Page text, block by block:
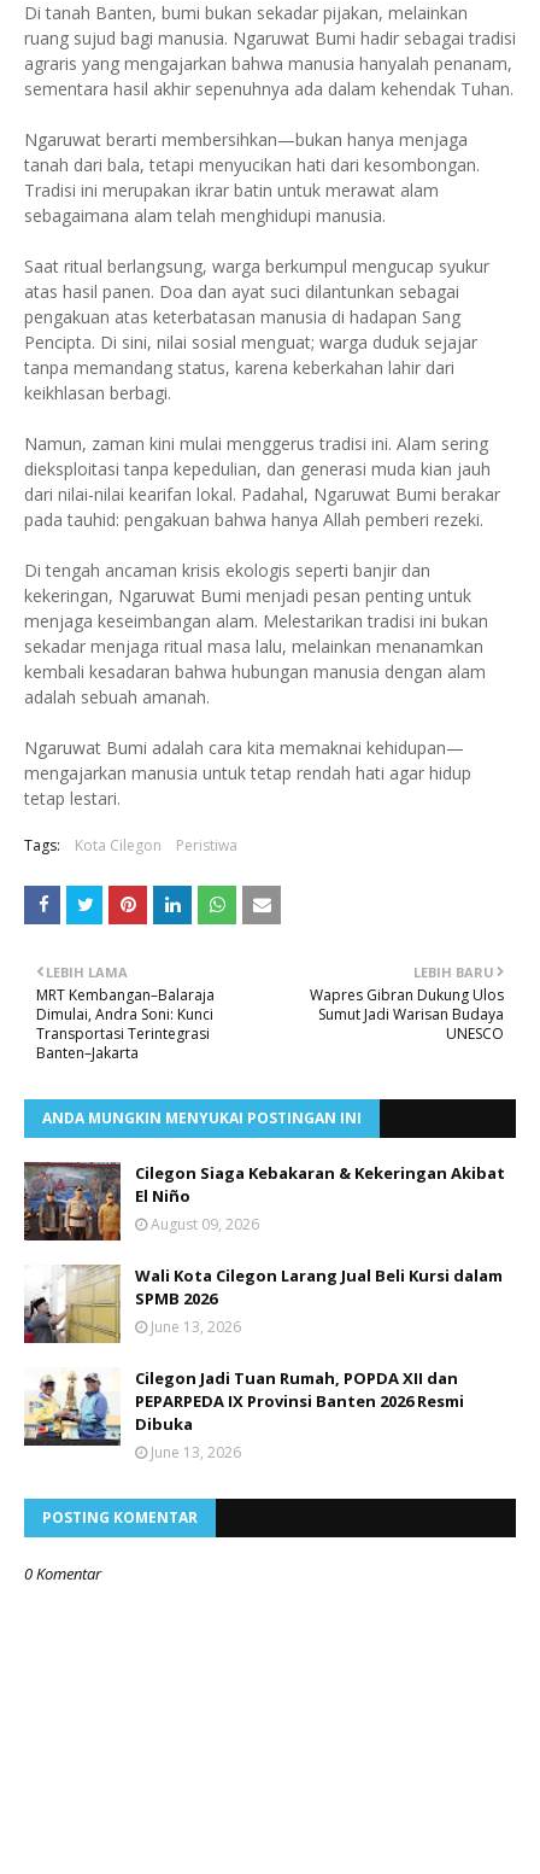
Di tanah Banten, bumi bukan sekadar pijakan, melainkan
ruang sujud bagi manusia. Ngaruwat Bumi hadir sebagai tradisi
agraris yang mengajarkan bahwa manusia hanyalah penanam,
sementara hasil akhir sepenuhnya ada dalam kehendak Tuhan.
Ngaruwat berarti membersihkan—bukan hanya menjaga
tanah dari bala, tetapi menyucikan hati dari kesombongan.
Tradisi ini merupakan ikrar batin untuk merawat alam
sebagaimana alam telah menghidupi manusia.
Saat ritual berlangsung, warga berkumpul mengucap syukur
atas hasil panen. Doa dan ayat suci dilantunkan sebagai
pengakuan atas keterbatasan manusia di hadapan Sang
Pencipta. Di sini, nilai sosial menguat; warga duduk sejajar
tanpa memandang status, karena keberkahan lahir dari
keikhlasan berbagi.
Namun, zaman kini mulai menggerus tradisi ini. Alam sering
dieksploitasi tanpa kepedulian, dan generasi muda kian jauh
dari nilai-nilai kearifan lokal. Padahal, Ngaruwat Bumi berakar
pada tauhid: pengakuan bahwa hanya Allah pemberi rezeki.
Di tengah ancaman krisis ekologis seperti banjir dan
kekeringan, Ngaruwat Bumi menjadi pesan penting untuk
menjaga keseimbangan alam. Melestarikan tradisi ini bukan
sekadar menjaga ritual masa lalu, melainkan menanamkan
kembali kesadaran bahwa hubungan manusia dengan alam
adalah sebuah amanah.
Ngaruwat Bumi adalah cara kita memaknai kehidupan—
mengajarkan manusia untuk tetap rendah hati agar hidup
tetap lestari.
Tags: Kota Cilegon Peristiwa
LEBIH BARU
Wapres Gibran Dukung Ulos
Sumut Jadi Warisan Budaya
UNESCO
LEBIH LAMA
MRT Kembangan–Balaraja
Dimulai, Andra Soni: Kunci
Transportasi Terintegrasi
Banten–Jakarta
ANDA MUNGKIN MENYUKAI POSTINGAN INI
Cilegon Siaga Kebakaran & Kekeringan Akibat
El Niño
August 09, 2026
Wali Kota Cilegon Larang Jual Beli Kursi dalam
SPMB 2026
June 13, 2026
Cilegon Jadi Tuan Rumah, POPDA XII dan
PEPARPEDA IX Provinsi Banten 2026 Resmi
Dibuka
June 13, 2026
POSTING KOMENTAR
0 Komentar